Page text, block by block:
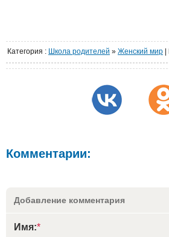
Категория : Школа родителей » Женский мир
Комментарии:
Добавление комментария
Имя:*